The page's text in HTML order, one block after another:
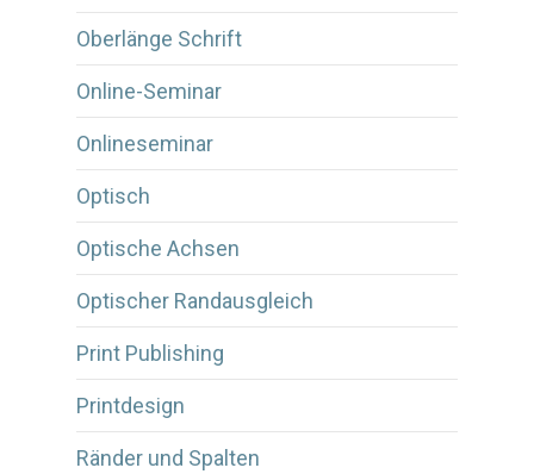
Oberlänge Schrift
Online-Seminar
Onlineseminar
Optisch
Optische Achsen
Optischer Randausgleich
Print Publishing
Printdesign
Ränder und Spalten